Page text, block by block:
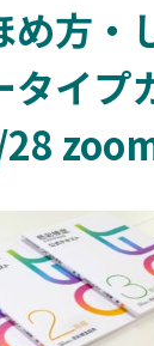
方・
タイプ